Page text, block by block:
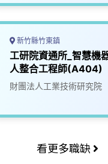
新竹縣竹東鎮
工研院資通所_智慧機
人整合工程師(A404)
財團法人工業技術研究院
看更多職缺